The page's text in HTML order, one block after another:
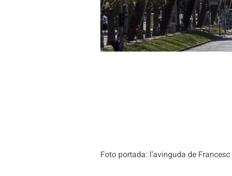
Foto portada: l’avinguda de